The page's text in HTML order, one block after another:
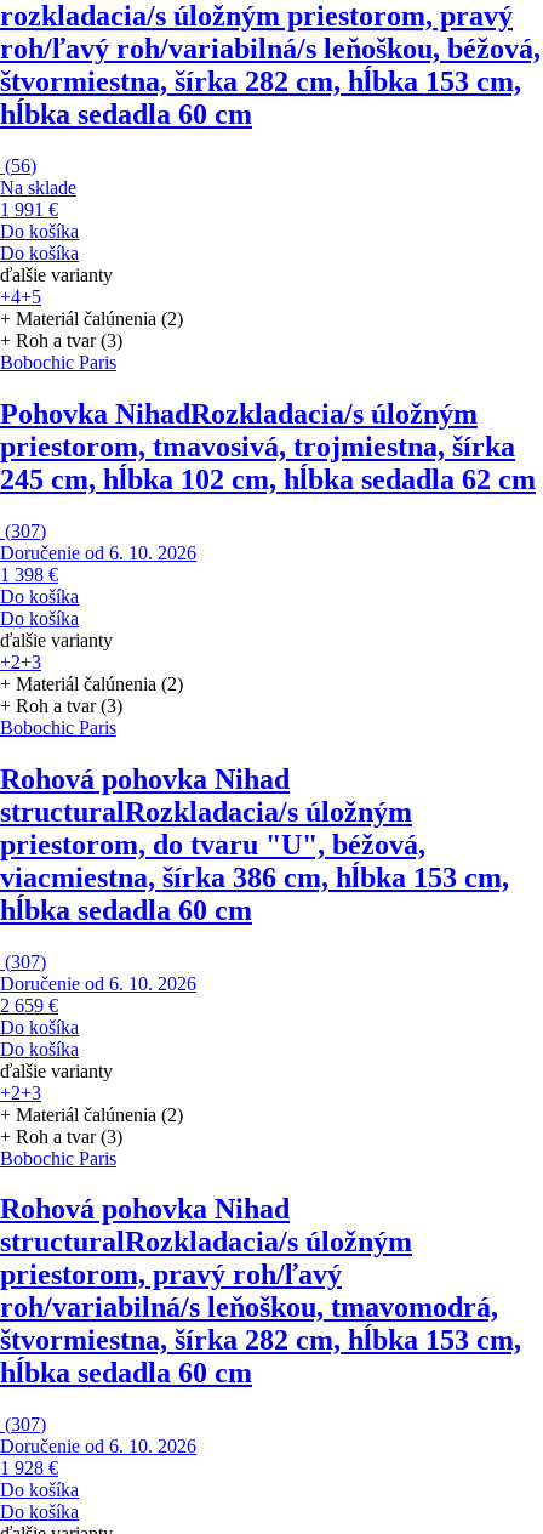
rozkladacia/s úložným priestorom, pravý
roh/ľavý roh/variabilná/s leňoškou, béžová,
štvormiestna, šírka 282 cm, hĺbka 153 cm,
hĺbka sedadla 60 cm
(56)
Na sklade
1 991 €
Do košíka
Do košíka
ďalšie varianty
+4+5
+ Materiál čalúnenia (2)
+ Roh a tvar (3)
Bobochic Paris
Pohovka NihadRozkladacia/s úložným
priestorom, tmavosivá, trojmiestna, šírka
245 cm, hĺbka 102 cm, hĺbka sedadla 62 cm
(307)
Doručenie od 6. 10. 2026
1 398 €
Do košíka
Do košíka
ďalšie varianty
+2+3
+ Materiál čalúnenia (2)
+ Roh a tvar (3)
Bobochic Paris
Rohová pohovka Nihad
structuralRozkladacia/s úložným
priestorom, do tvaru "U", béžová,
viacmiestna, šírka 386 cm, hĺbka 153 cm,
hĺbka sedadla 60 cm
(307)
Doručenie od 6. 10. 2026
2 659 €
Do košíka
Do košíka
ďalšie varianty
+2+3
+ Materiál čalúnenia (2)
+ Roh a tvar (3)
Bobochic Paris
Rohová pohovka Nihad
structuralRozkladacia/s úložným
priestorom, pravý roh/ľavý
roh/variabilná/s leňoškou, tmavomodrá,
štvormiestna, šírka 282 cm, hĺbka 153 cm,
hĺbka sedadla 60 cm
(307)
Doručenie od 6. 10. 2026
1 928 €
Do košíka
Do košíka